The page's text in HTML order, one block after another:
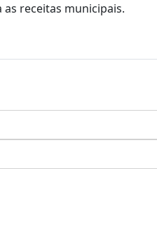
receitas municipais.